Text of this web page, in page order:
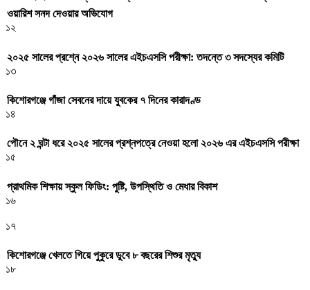
ওয়ারিশ সনদ দেওয়ার অভিযোগ
১২
২০২৫ সালের প্রশ্নে ২০২৬ সালের এইচএসসি পরীক্ষা: তদন্তে ৩ সদস্যের কমিটি
১৩
কিশোরগঞ্জে গাঁজা সেবনের দায়ে যুবকের ৭ দিনের কারাদণ্ড
১৪
পৌনে ২ ঘন্টা ধরে ২০২৫ সালের প্রশ্নপত্রে নেওয়া হলো ২০২৬ এর এইচএসসি পরীক্ষা
১৫
প্রাথমিক শিক্ষায় স্কুল ফিডিং: পুষ্টি, উপস্থিতি ও মেধার বিকাশ
১৬
১৭
কিশোরগঞ্জে খেলতে গিয়ে পুকুরে ডুবে ৮ বছরের শিশুর মৃত্যু
১৮